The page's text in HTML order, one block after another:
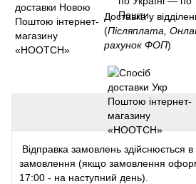
Пошти.
Доставка у
(Післяплата,
рахунок ФОП)
Відправка замовлень здійснюється
замовлення (якщо замовлення
17:00 - на наступний день).